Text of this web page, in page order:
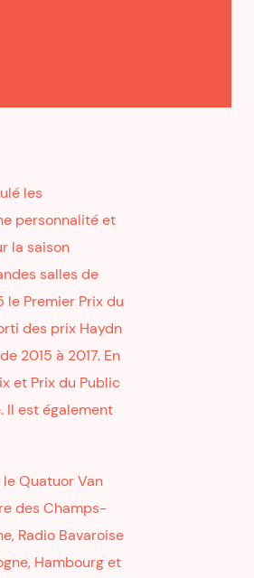
les
personnalité et
la saison
salles de
Premier Prix du
des prix Haydn
2015 à 2017. En
et Prix du Public
Il est également
Quatuor Van
des Champs-
Radio Bavaroise
Hambourg et